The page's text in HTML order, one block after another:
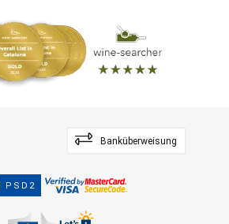
Banküberweisung
PSD2